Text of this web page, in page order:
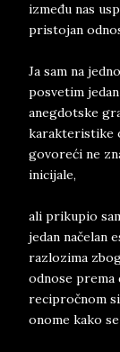
između nas
pristojan
Ja sam na
posvetim
anegdotske
karakteristike
govoreći ne
inicijale,
ali prikupio
jedan načelan
razlozima
odnose prema
recipročnom
onome kako